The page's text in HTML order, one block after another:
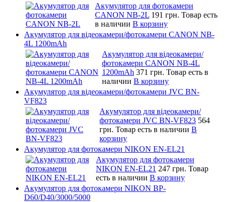
Акумулятор для фотокамери
CANON NB-2L 191 грн. Товар есть
в наличии В корзину
Акумулятор для відеокамери/фотокамери CANON NB-
4L 1200mAh
Акумулятор для відеокамери/
фотокамери CANON NB-4L
1200mAh 371 грн. Товар есть в
наличии В корзину
Акумулятор для відеокамери/фотокамери JVC BN-
VF823
Акумулятор для відеокамери/
фотокамери JVC BN-VF823 564
грн. Товар есть в наличии В
корзину
Акумулятор для фотокамери NIKON EN-EL21
Акумулятор для фотокамери
NIKON EN-EL21 247 грн. Товар
есть в наличии В корзину
Акумулятор для фотокамери NIKON BP-
D60/D40/3000/5000